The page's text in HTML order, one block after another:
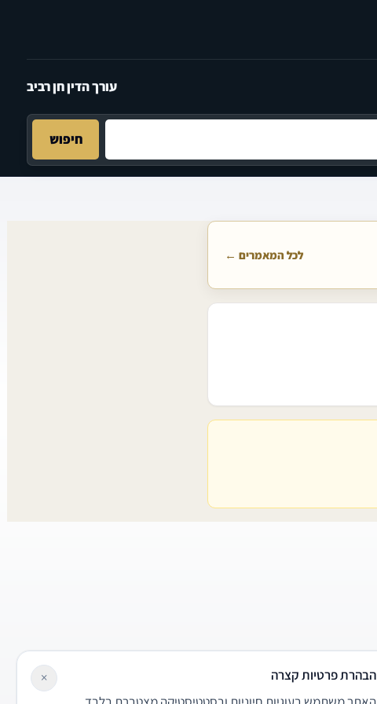
עורך הדין חן רביב
חיפוש
לכל המאמרים ←
הבהרת פרטיות קצרה
×